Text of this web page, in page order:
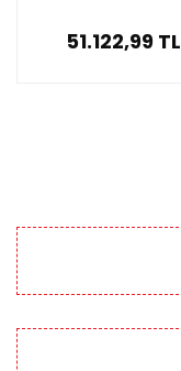
51.122,99 TL